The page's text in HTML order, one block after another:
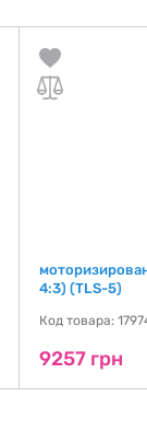
4:3) (TLS-5)
Код товара:
9257 грн